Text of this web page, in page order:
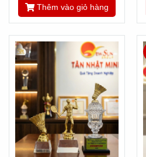
Thêm vào giỏ hàng